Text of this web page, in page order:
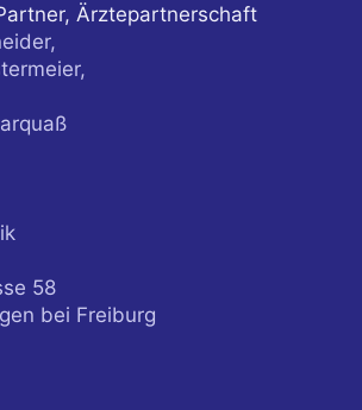
Ärztepartnerschaft
58
bei Freiburg